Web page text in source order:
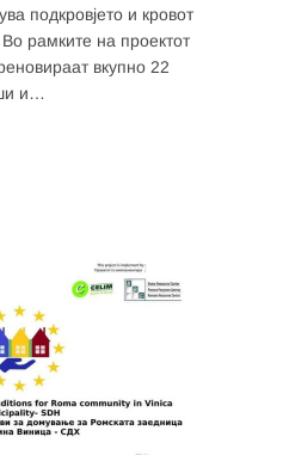
подкровјето и кровот
рамките на проектот
вкупно 22
и…